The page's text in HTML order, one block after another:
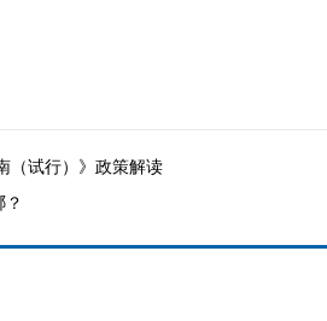
（试行）》政策解读
？